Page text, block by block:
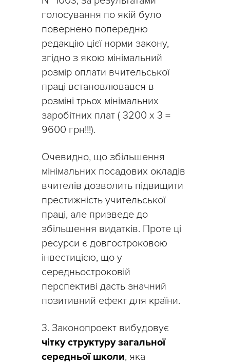
голосування по якій було
повернено попередню
редакцію цієї норми закону,
згідно з якою мінімальний
розмір оплати вчительської
праці встановлювався в
розміні трьох мінімальних
заробітних плат ( 3200 х 3 =
9600 грн!!!).
Очевидно, що збільшення
мінімальних посадових окладів
вчителів дозволить підвищити
престижність учительської
праці, але призведе до
збільшення видатків. Проте ці
ресурси є довгостроковою
інвестицією, що у
середньостроковій
перспективі дасть значний
позитивний ефект для країни.
3. Законопроект вибудовує
чітку структуру загальної
середньої школи, яка